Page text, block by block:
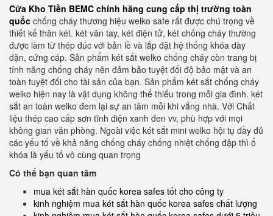
Cửa Kho Tiền BEMC chính hãng cung cấp thị trường toàn
quốc chống cháy thương hiệu welko safe rất được chú trọng về
thiết kế thân két. két vân tay, két điện tử, két chống cháy thường
được làm từ thép đúc với bản lề và lắp đặt hệ thống khóa dày
dặn, cứng cáp. Sản phẩm két sắt welko chống cháy còn trang bị
tính năng chống cháy nên đảm bảo tuyệt đối độ bảo mật và an
toàn tuyệt đối cho tài sản của bạn. Sản phẩm két sắt chống cháy
welko hiện nay là vật dụng không thể thiếu trong mỗi gia đình. két
sắt an toàn welko đem lại sự an tâm mỗi khi vắng nhà. Với Chất
liệu thép cao cấp sơn tĩnh điện xanh đen vv, phù hợp với mọi
không gian văn phòng. Ngoài việc két sắt mini welko hội tụ đầy đủ
các yếu tố về khả năng chống cháy chống nhiệt chống đập thì ổ
khóa là yếu tố vô cùng quan trọng
Có thể bạn quan tâm
mua két sắt hàn quốc korea safes tốt cho công ty
kinh nghiệm mua két sắt hàn quốc korea safes chất lượng